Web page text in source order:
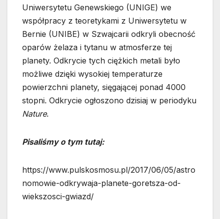
Uniwersytetu Genewskiego (UNIGE) we
współpracy z teoretykami z Uniwersytetu w
Bernie (UNIBE) w Szwajcarii odkryli obecność
oparów żelaza i tytanu w atmosferze tej
planety. Odkrycie tych ciężkich metali było
możliwe dzięki wysokiej temperaturze
powierzchni planety, sięgającej ponad 4000
stopni. Odkrycie ogłoszono dzisiaj w periodyku
Nature.
Pisaliśmy o tym tutaj:
https://www.pulskosmosu.pl/2017/06/05/astro
nomowie-odkrywaja-planete-goretsza-od-
wiekszosci-gwiazd/